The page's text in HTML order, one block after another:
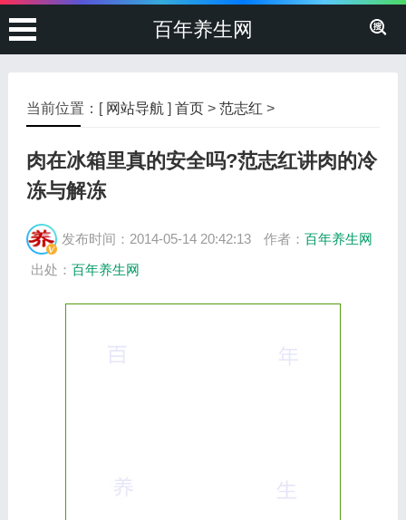
百年养生网
当前位置：[ 网站导航 ] 首页> 范志红 >
肉在冰箱里真的安全吗?范志红讲肉的冷
冻与解冻
发布时间：2014-05-14 20:42:13 作者： 百年养生网
出处： 百年养生网